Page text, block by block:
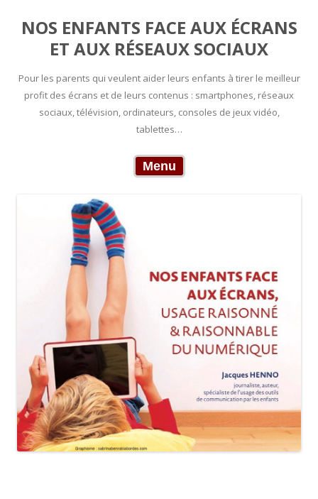
NOS ENFANTS FACE AUX ÉCRANS
ET AUX RÉSEAUX SOCIAUX
Pour les parents qui veulent aider leurs enfants à tirer le meilleur
profit des écrans et de leurs contenus : smartphones, réseaux
sociaux, télévision, ordinateurs, consoles de jeux vidéo,
tablettes…
Menu